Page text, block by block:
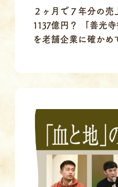
２ヶ月で７年分の
1137億円？ 「善光
を老舗企業に確かめ